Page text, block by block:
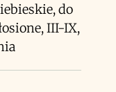
do
III-IX,